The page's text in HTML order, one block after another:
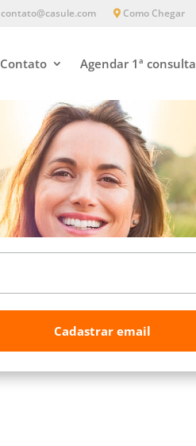
contato@casule.com Como Chegar
Contato Agendar 1ª consulta
Cadastrar email